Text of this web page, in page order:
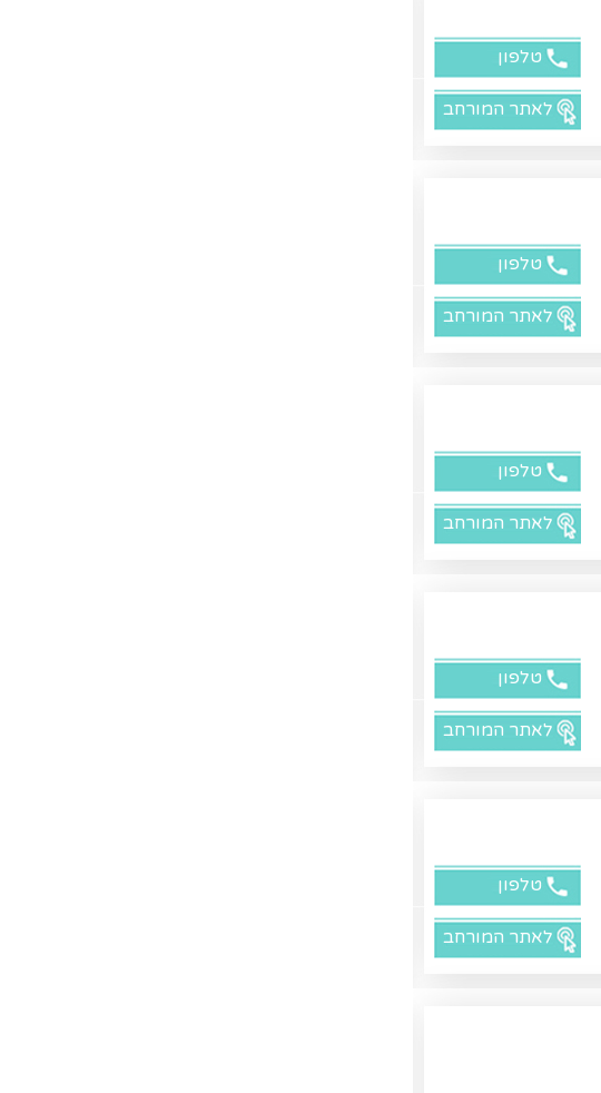
טלפון
לאתר המורחב
טלפון
לאתר המורחב
טלפון
לאתר המורחב
טלפון
לאתר המורחב
טלפון
לאתר המורחב